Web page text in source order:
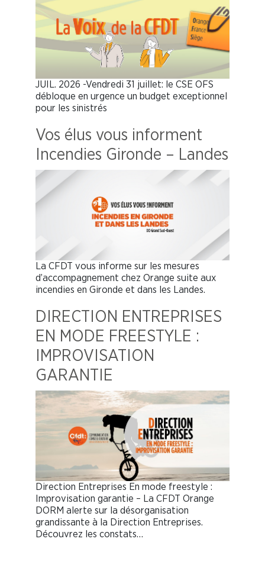
JUIL. 2026 -Vendredi 31 juillet: le CSE OFS
débloque en urgence un budget exceptionnel
pour les sinistrés
Vos élus vous informent
Incendies Gironde – Landes
La CFDT vous informe sur les mesures
d’accompagnement chez Orange suite aux
incendies en Gironde et dans les Landes.
DIRECTION ENTREPRISES
EN MODE FREESTYLE :
IMPROVISATION
GARANTIE
Direction Entreprises En mode freestyle :
Improvisation garantie – La CFDT Orange
DORM alerte sur la désorganisation
grandissante à la Direction Entreprises.
Découvrez les constats…